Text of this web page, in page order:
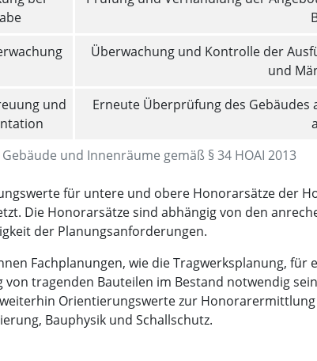
und Innenräume gemäß § 34 HOAI 2013
Überwachung und Kontrolle der
und
und
Erneute Überprüfung des
für untere und obere Honorarsätze der
Die Honorarsätze sind abhängig von den
der Planungsanforderungen.
Fachplanungen, wie die Tragwerksplanung,
von tragenden Bauteilen im Bestand notwendig
Orientierungswerte zur
Bauphysik und Schallschutz.